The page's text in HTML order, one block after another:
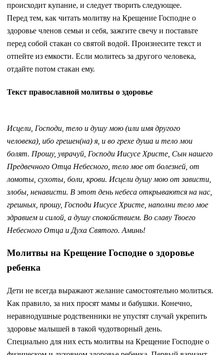
происходит купание, и следует творить следующее.
Перед тем, как читать молитву на Крещение Господне о
здоровье членов семьи и себя, зажгите свечу и поставьте
перед собой стакан со святой водой. Произнесите текст и
отпейте из емкости. Если молитесь за другого человека,
отдайте потом стакан ему.
Текст православной молитвы о здоровье
Исцели, Господи, тело и душу мою (или имя другого
человека), ибо грешен(на) я, и во грехе душа и тело мои
болят. Прошу, уврачуй, Господи Иисусе Христе, Сын нашего
Предвечного Отца Небесного, тело мое от болезней, от
ломоты, сухоты, боли, крови. Исцели душу мою от зависти,
злобы, ненависти. В этот день небеса открываются на нас,
грешных, прошу, Господи Иисусе Христе, наполни тело мое
здравием и силой, а душу спокойствием. Во славу Твоего
Небесного Отца и Духа Святого. Аминь!
Молитвы на Крещение Господне о здоровье
ребенка
Дети не всегда выражают желание самостоятельно молиться.
Как правило, за них просят мамы и бабушки. Конечно,
неравнодушные родственники не упустят случай укрепить
здоровье малышей в такой чудотворный день.
Специально для них есть молитвы на Крещение Господне о